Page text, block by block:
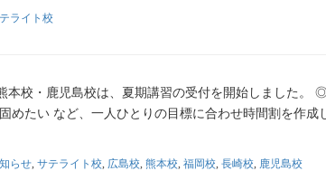
ライト校
本校・鹿児島校は、夏期講習の受付を開始しました。
たい など、一人ひとりの目標に合わせ時間割を作成
らせ, サテライト校, 広島校, 熊本校, 福岡校, 長崎校, 鹿児島校